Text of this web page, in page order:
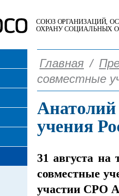
СОЮЗ ОРГАНИЗАЦИЙ,
ОХРАНУ СОЦИАЛЬНЫХ
Главная /
совместные
учения
31 августа
совместные
участии СРО